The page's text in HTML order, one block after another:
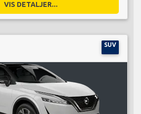
VIS DETALJER...
SUV